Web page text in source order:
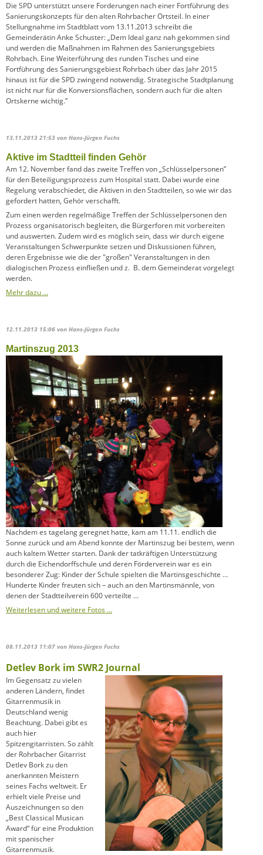
Die SPD unterstützt unsere Forderungen nach einer Fortführung des
Sanierungskonzepts für den alten Rohrbacher Ortsteil. In einer
Stellungnahme im Stadtblatt vom 13.11.2013 schreibt die
Gemeinderätin Anke Schuster: „Dem Ideal ganz nah gekommen sind
und werden die Maßnahmen im Rahmen des Sanierungsgebiets
Rohrbach. Eine Weiterführung des runden Tisches und eine
Fortführung des Sanierungsgebiest Rohrbach über das Jahr 2015
hinaus ist für die SPD zwingend notwendig. Strategische Stadtplanung
ist nicht nur für die Konversionsflächen, sondern auch für die alten
Ortskerne wichtig.”
13.11.2013 21:53 von Hans-Jürgen Fuchs
Aktive im Stadtteil finden Gehör
Am 12. November fand das zweite Treffen von „Schlüsselpersonen”
für den Beteiligungsprozess zum Hospital statt. Dabei wurde eine
Regelung verabschiedet, die Aktiven in den Stadtteilen, so wie wir das
gefordert hatten, Gehör verschafft.
Zum einen werden regelmäßige Treffen der Schlüsselpersonen den
Prozess organisatorisch begleiten, die Bürgerforen mit vorbereiten
und auswerten. Zudem wird es möglich sein, dass wir durch eigene
Veranstaltungen Schwerpunkte setzen und Diskussionen führen,
deren Ergebnisse wie die der "großen" Veranstaltungen in den
dialogischen Prozess einfließen und z. B. dem Gemeinderat vorgelegt
werden.
Mehr dazu …
12.11.2013 15:06 von Hans-Jürgen Fuchs
Martinszug 2013
Nachdem es tagelang geregnet hatte, kam am 11.11. endlich die
Sonne zurück und am Abend konnte der Martinszug bei bestem, wenn
auch kaltem Wetter starten. Dank der tatkräftigen Unterstützung
durch die Eichendorffschule und deren Förderverein war es ein
besonderer Zug: Kinder der Schule spielten die Martinsgeschichte …
Hunderte Kinder freuten sich – auch an den Martinsmännle, von
denen der Stadtteilverein 600 verteilte …
Weiterlesen und weitere Fotos …
08.11.2013 11:07 von Hans-Jürgen Fuchs
Detlev Bork im SWR2 Journal
Im Gegensatz zu vielen
anderen Ländern, findet
Gitarrenmusik in
Deutschland wenig
Beachtung. Dabei gibt es
auch hier
Spitzengitarristen. So zählt
der Rohrbacher Gitarrist
Detlev Bork zu den
anerkannten Meistern
seines Fachs weltweit. Er
erhielt viele Preise und
Auszeichnungen so den
„Best Classical Musican
Award“ für eine Produktion
mit spanischer
Gitarrenmusik.